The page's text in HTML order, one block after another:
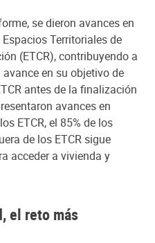
se dieron avances en
Territoriales de
(ETCR), contribuyendo a
en su objetivo de
antes de la finalización
avances en
ETCR, el 85% de los
de los ETCR sigue
acceder a vivienda y
el reto más